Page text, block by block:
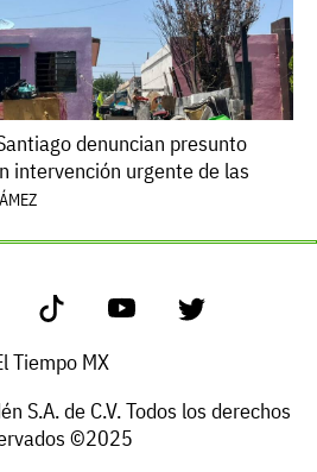
denuncian presunto
intervención urgente de las
Tiempo MX
S.A. de C.V. Todos los derechos
©2025